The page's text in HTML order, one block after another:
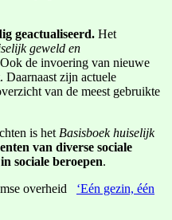
geactualiseerd. Het
geweld en
de invoering van nieuwe
zijn actuele
van de meest gebruikte
is het Basisboek huiselijk
van diverse sociale
sociale beroepen.
overheid ‘Eén gezin, één